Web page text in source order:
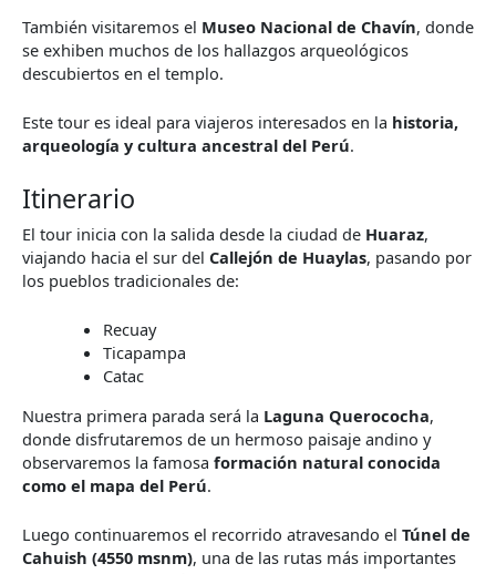
También visitaremos el Museo Nacional de Chavín, donde
se exhiben muchos de los hallazgos arqueológicos
descubiertos en el templo.
Este tour es ideal para viajeros interesados en la historia,
arqueología y cultura ancestral del Perú.
Itinerario
El tour inicia con la salida desde la ciudad de Huaraz,
viajando hacia el sur del Callejón de Huaylas, pasando por
los pueblos tradicionales de:
Recuay
Ticapampa
Catac
Nuestra primera parada será la Laguna Querococha,
donde disfrutaremos de un hermoso paisaje andino y
observaremos la famosa formación natural conocida
como el mapa del Perú.
Luego continuaremos el recorrido atravesando el Túnel de
Cahuish (4550 msnm), una de las rutas más importantes